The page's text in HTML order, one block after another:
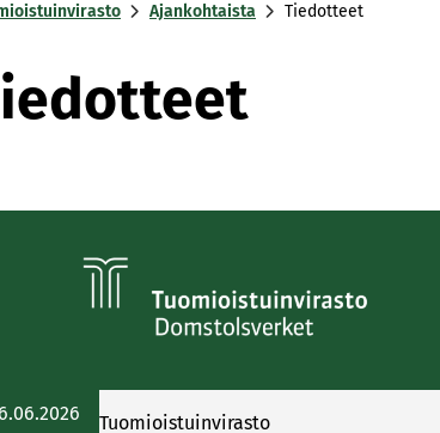
Ajankohtaista Tiedotteet
Tuomioistuinvirasto